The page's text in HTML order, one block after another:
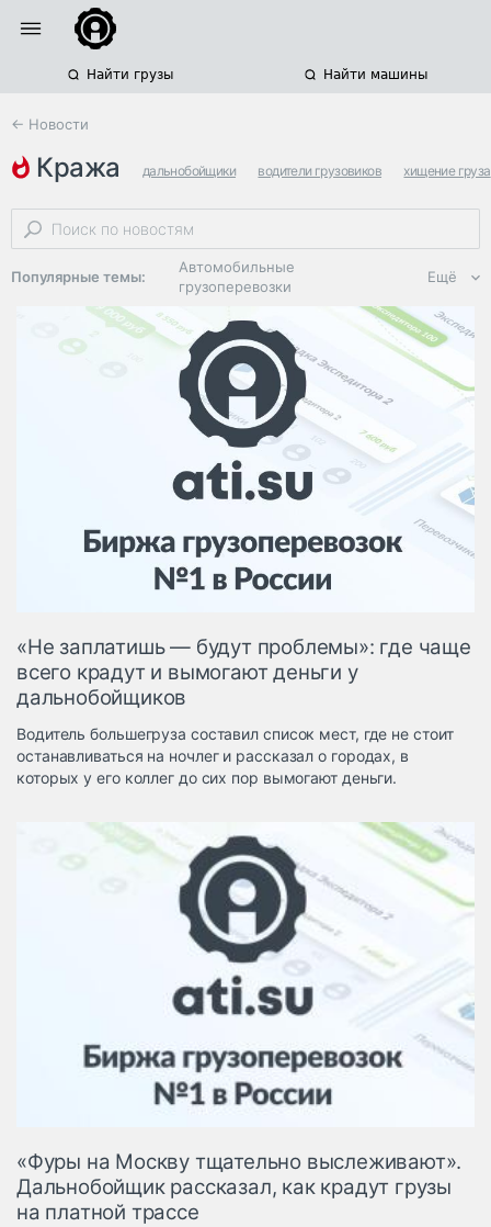
Найти грузы Найти машины
← Новости
кража дальнобойщики водители грузовиков хищение груза
Популярные темы:
Автомобильные
грузоперевозки
Региональная
логистика
ЭДО, ИТ в
логистике
Дороги,
инфраструктура
Логистика, грузы
Негабаритные и
опасные грузы
Безопасность и
Таможня и ВЭД
Склады и
терминалы
Коммерческий
транспорт
Автосервис,
запчасти, шины
Топливо, масла и
автохимия
Дзен
Ещё
«Не заплатишь — будут проблемы»: где чаще
всего крадут и вымогают деньги у
дальнобойщиков
Водитель большегруза составил список мест, где не стоит
останавливаться на ночлег и рассказал о городах, в
которых у его коллег до сих пор вымогают деньги.
«Фуры на Москву тщательно выслеживают».
Дальнобойщик рассказал, как крадут грузы
на платной трассе